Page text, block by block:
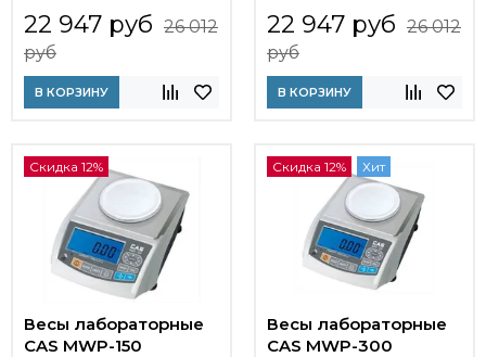
22 947 руб 26 012
руб
В КОРЗИНУ
22 947 руб 26 012
руб
В КОРЗИНУ
Скидка 12%
Весы лабораторные
CAS MWP-150
Скидка 12% Хит
Весы лабораторные
CAS MWP-300